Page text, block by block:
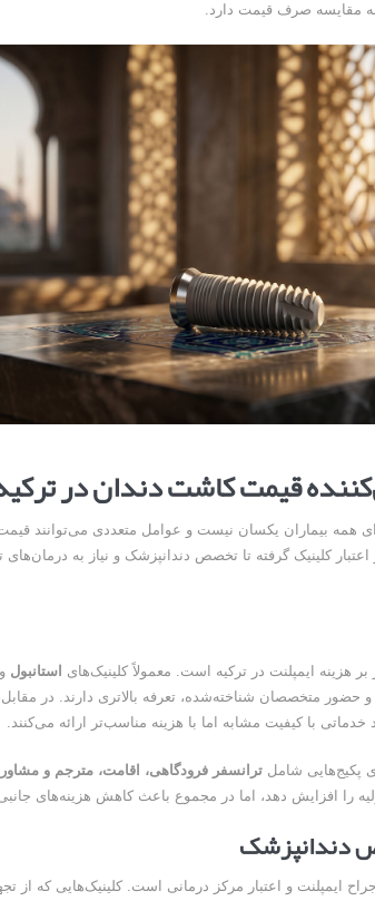
مقایسه صرف قیمت دارد.
قیمت کاشت دندان در
همه بیماران یکسان نیست و عوامل متعددی می‌توانند قیمت
کلینیک گرفته تا تخصص دندانپزشک و نیاز به درمان‌های
هزینه ایمپلنت در ترکیه است. معمولاً کلینیک‌های استانبول و
و حضور متخصصان شناخته‌شده، تعرفه بالاتری دارند. در
خدماتی با کیفیت مشابه اما با هزینه مناسب‌تر ارائه می‌کنند.
پکیج‌هایی شامل ترانسفر فرودگاهی، اقامت، مترجم و
را افزایش دهد، اما در مجموع باعث کاهش هزینه‌های جانبی
دندانپزشک
ایمپلنت و اعتبار مرکز درمانی است. کلینیک‌هایی که از